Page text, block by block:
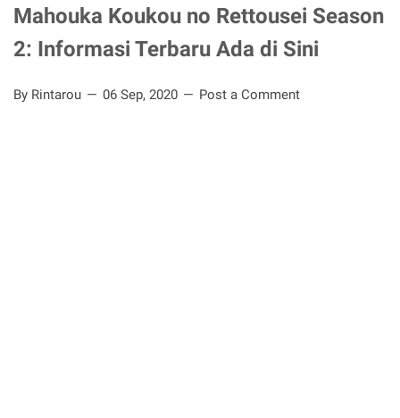
Mahouka Koukou no Rettousei Season
2: Informasi Terbaru Ada di Sini
By Rintarou 06 Sep, 2020 Post a Comment